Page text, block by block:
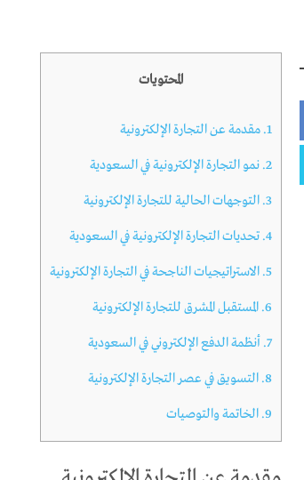
المحتويات
1. مقدمة عن التجارة الإلكترونية
2. نمو التجارة الإلكترونية في السعودية
3. التوجهات الحالية للتجارة الإلكترونية
4. تحديات التجارة الإلكترونية في السعودية
5. الاستراتيجيات الناجحة في التجارة الإلكترونية
6. المستقبل المشرق للتجارة الإلكترونية
7. أنظمة الدفع الإلكتروني في السعودية
8. التسويق في عصر التجارة الإلكترونية
9. الخاتمة والتوصيات